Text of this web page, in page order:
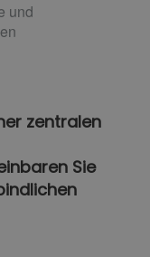
und
zentralen
Sie